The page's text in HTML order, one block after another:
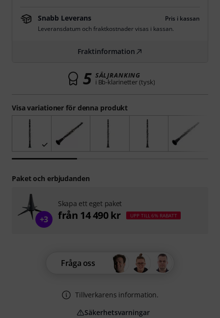
Visa variationer för denna produkt
Snabb Leverans
Pris i kassan
Leveransdatum och fraktkostnader visas i kassan.
Fraktinformation
5 SÄLJRANKING
i Bb-klarinetter (tysk)
Fråga oss
Tillverkarens information.
Säkerhetsvarningar
Paket och erbjudanden
+3
Skapa ett eget paket
från 14 490 kr UPP TILL 6% RABATT